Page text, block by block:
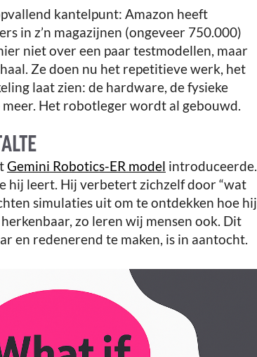
kantelpunt: Amazon heeft
in z’n magazijnen (ongeveer 750.000)
niet over een paar testmodellen, maar
Ze doen nu het repetitieve werk, het
laat zien: de hardware, de fysieke
Het robotleger wordt al gebouwd.
Gemini Robotics-ER model introduceerde.
hij leert. Hij verbetert zichzelf door “wat
simulaties uit om te ontdekken hoe hij
zo leren wij mensen ook. Dit
en redenerend te maken, is in aantocht.